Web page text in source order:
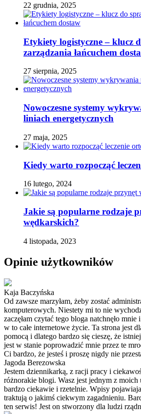
22 grudnia, 2025
Etykiety logistyczne – klucz
zarządzania łańcuchem
27 sierpnia, 2025
Nowoczesne systemy
liniach energetycznych
27 maja, 2025
Kiedy warto rozpocząć
16 lutego, 2024
Jakie są popularne rodzaje
wędkarskich?
4 listopada, 2023
Opinie użytkowników
Kaja Baczyńska
Od zawsze marzyłam, żeby zostać
komputerowych. Niestety mi to nie
zaczęłam czytać tego bloga natchnęło mnie
w to całe internetowe życie. Ta strona jest
pomocą i dlatego bardzo się cieszę, że
jest w stanie poprowadzić mnie przez te
Ci bardzo, że jesteś i proszę nigdy nie
Jagoda Berezowska
Jestem dziennikarką, z racji pracy i
różnorakie blogi. Wasz jest jednym z moich
bardzo ciekawie i rzetelnie. Wpisy
traktują o jakimś ciekwym zagadnieniu.
ten serwis! Jest on stworzony dla ludzi